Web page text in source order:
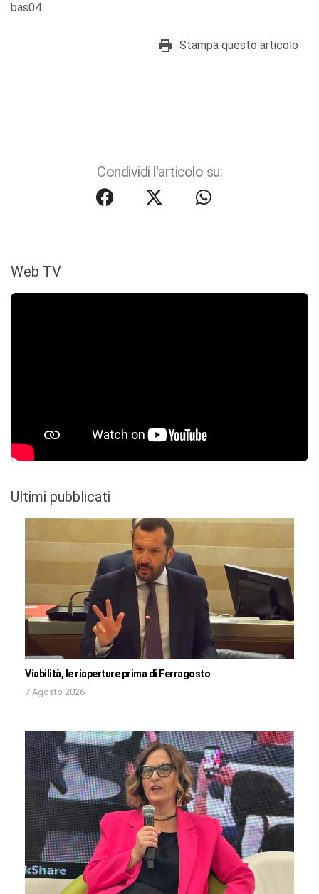
bas04
Stampa questo articolo
Condividi l'articolo su:
Web TV
Ultimi pubblicati
Viabilità, le riaperture prima di Ferragosto
7 Agosto 2026